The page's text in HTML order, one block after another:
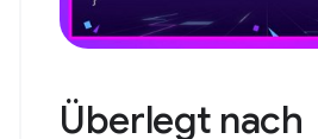
Überlegt nach